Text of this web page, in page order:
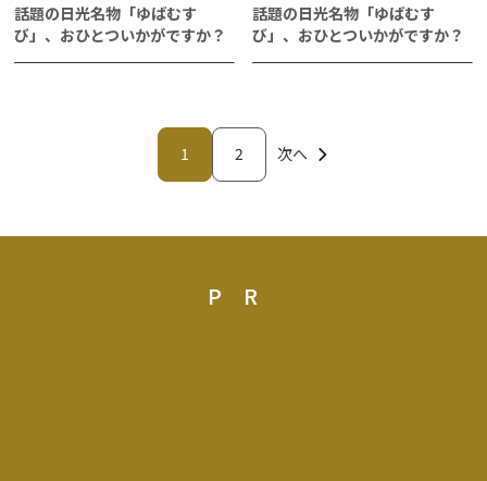
話題の日光名物「ゆばむす
び」、おひとついかがですか？
話題の日光名物「ゆばむす
び」、おひとついかがですか？
1 2 次へ
PR